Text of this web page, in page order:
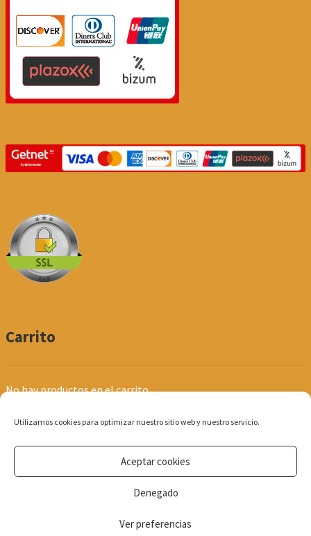
Utilizamos cookies para optimizar nuestro sitio web y nuestro servicio.
Aceptar cookies
Denegado
Ver preferencias
Carrito
No hay productos en el carrito.
© Produpel | Productos de Peluquería y Estética 2026